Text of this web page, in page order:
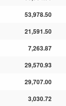
53,978.50
21,591.50
7,263.87
29,570.93
29,707.00
3,030.72